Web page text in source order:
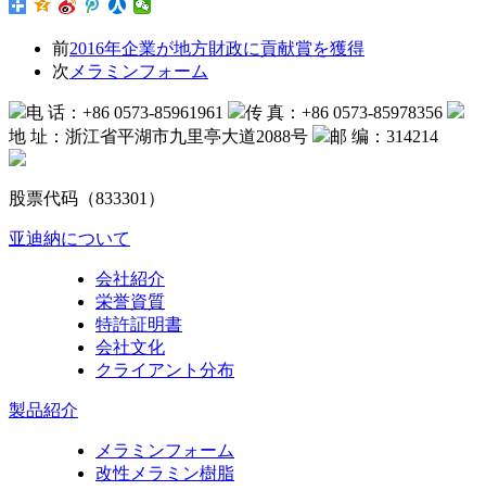
前2016年企業が地方財政に貢献賞を獲得
次 メラミンフォーム
电 话：+86 0573-85961961
传 真：+86 0573-85978356
地 址：浙江省平湖市九里亭大道2088号
邮 编：314214
股票代码（833301）
亚迪納について
会社紹介
栄誉資質
特許証明書
会社文化
クライアント分布
製品紹介
メラミンフォーム
改性メラミン樹脂